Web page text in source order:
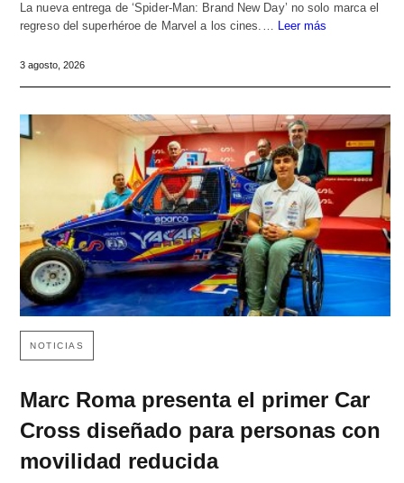
La nueva entrega de ‘Spider-Man: Brand New Day’ no solo marca el
regreso del superhéroe de Marvel a los cines.… Leer más
3 agosto, 2026
NOTICIAS
Marc Roma presenta el primer Car
Cross diseñado para personas con
movilidad reducida